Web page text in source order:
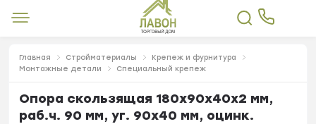
Главная Стройматериалы
Крепеж и фурнитура
Монтажные детали
Специальный крепеж
Опора скользящая 180х90х40х2 мм,
раб.ч. 90 мм, уг. 90х40 мм, оцинк.